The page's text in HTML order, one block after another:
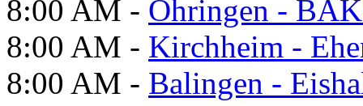
8:00 AM - Öhringen -
8:00 AM - Kirchheim -
8:00 AM - Balingen -